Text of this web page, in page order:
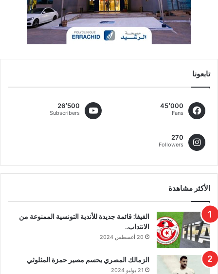
تابعونا
45٬000
Fans
26٬500
Subscribers
270
Followers
الأكثر مشاهدة
الفيفا: قائمة جديدة للأندية التونسية الممنوعة من
الانتداب..
20 أغسطس 2024
الزمالك المصري يحسم مصير حمزة المثلوثي
21 يوليو 2024